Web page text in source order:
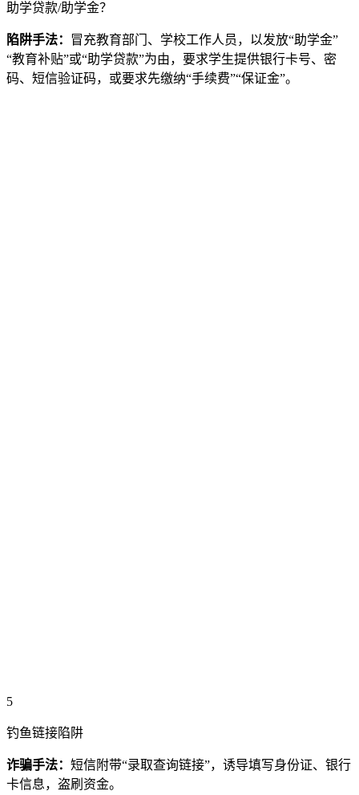
助学贷款/助学金？
陷阱手法： 冒充教育部门、学校工作人员，以发放“助学金”
“教育补贴”或“助学贷款”为由，要求学生提供银行卡号、密
码、短信验证码，或要求先缴纳“手续费”“保证金”。
5
钓鱼链接陷阱
诈骗手法： 短信附带“录取查询链接”，诱导填写身份证、银行
卡信息，盗刷资金。